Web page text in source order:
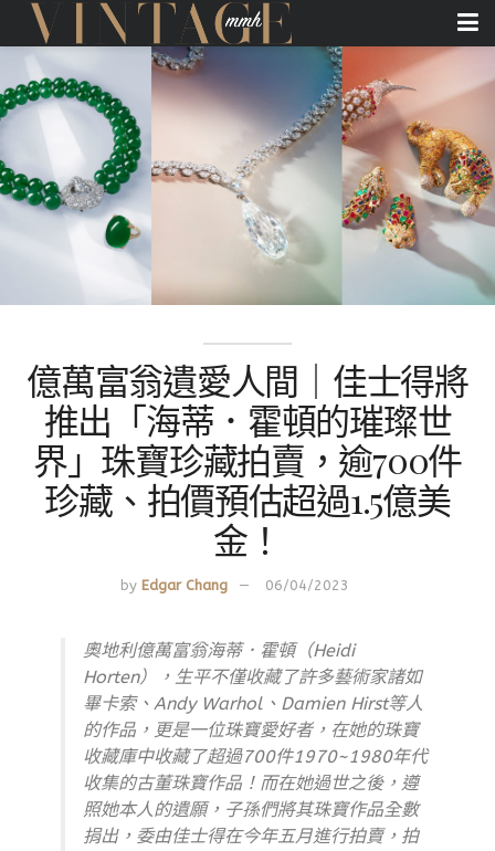
億萬富翁遺愛人間｜佳士得將
推出「海蒂．霍頓的璀璨世
界」珠寶珍藏拍賣，逾700件
珍藏、拍價預估超過1.5億美
金！
by Edgar Chang 06/04/2023
奧地利億萬富翁海蒂．霍頓（Heidi
Horten），生平不僅收藏了許多藝術家諸如
畢卡索、Andy Warhol、Damien Hirst等人
的作品，更是一位珠寶愛好者，在她的珠寶
收藏庫中收藏了超過700件1970~1980年代
收集的古董珠寶作品！而在她過世之後，遵
照她本人的遺願，子孫們將其珠寶作品全數
捐出，委由佳士得在今年五月進行拍賣，拍